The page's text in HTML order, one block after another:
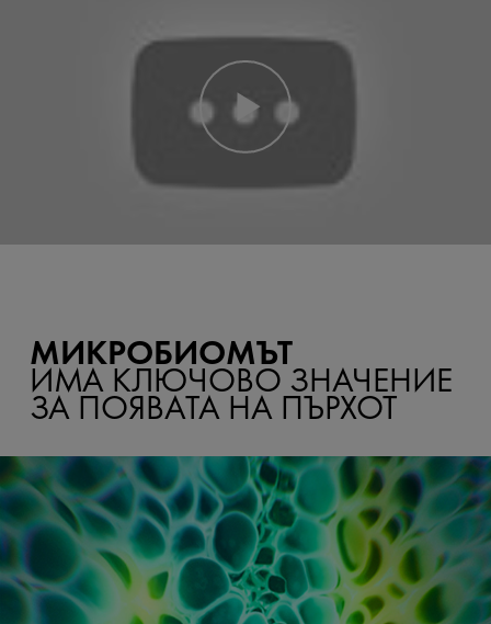
МИКРОБИОМЪТ
ИМА КЛЮЧОВО ЗНАЧЕНИЕ
ЗА ПОЯВАТА НА ПЪРХОТ